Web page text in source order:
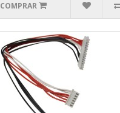
COMPRAR